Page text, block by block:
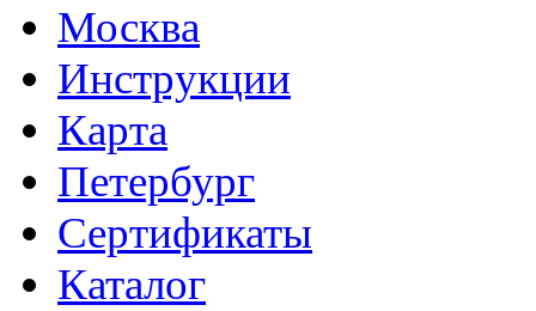
Москва
Инструкции
Карта
Петербург
Сертификаты
Каталог